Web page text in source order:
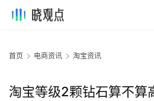
首页 电商资讯 淘宝资讯
淘宝等级2颗钻石算不算